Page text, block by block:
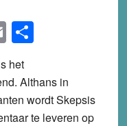
EmailShare
het
Althans in
wordt Skepsis
te leveren op